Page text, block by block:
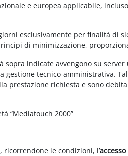
e europea applicabile,
esclusivamente per finalità di
di minimizzazione,
indicate avvengono su server
gestione tecnico-amministrativa.
prestazione richiesta e sono
“Mediatouch 2000”
le condizioni, l’accesso